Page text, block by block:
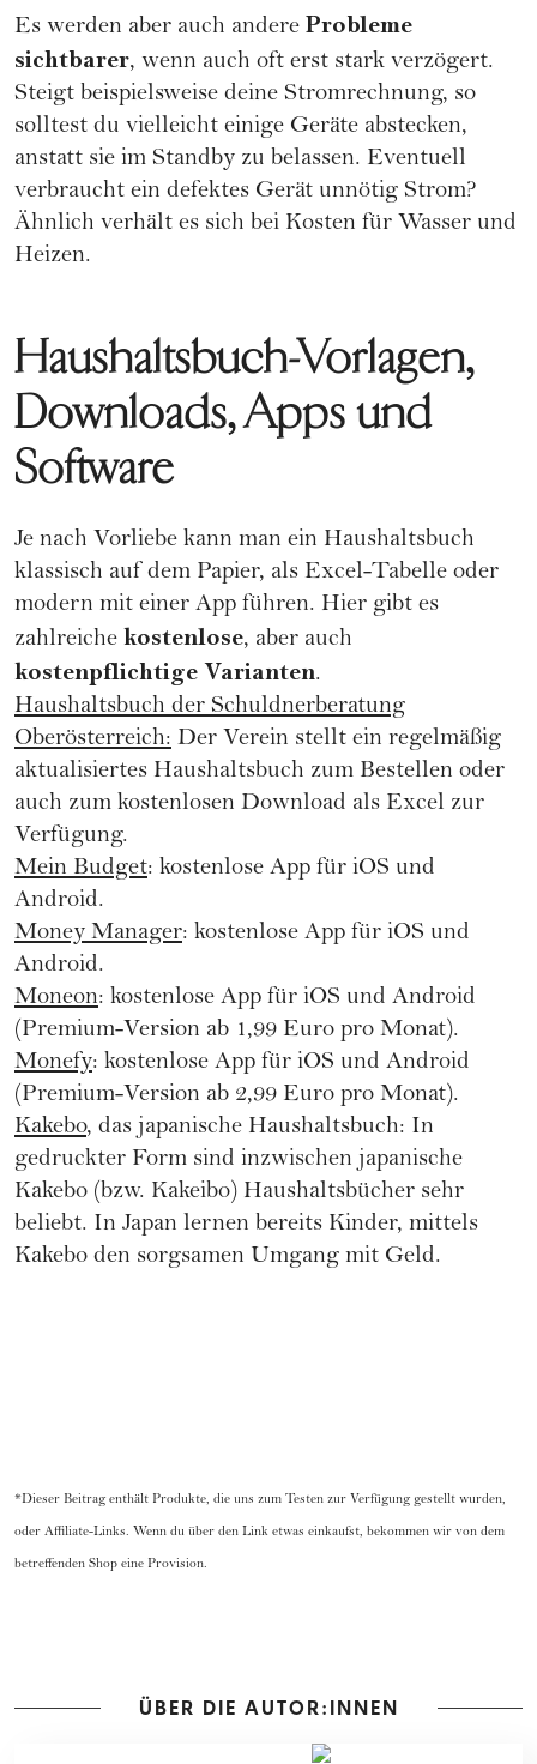
Es werden aber auch andere Probleme
sichtbarer, wenn auch oft erst stark verzögert.
Steigt beispielsweise deine Stromrechnung, so
solltest du vielleicht einige Geräte abstecken,
anstatt sie im Standby zu belassen. Eventuell
verbraucht ein defektes Gerät unnötig Strom?
Ähnlich verhält es sich bei Kosten für Wasser und
Heizen.
Haushaltsbuch-Vorlagen,
Downloads, Apps und
Software
Je nach Vorliebe kann man ein Haushaltsbuch
klassisch auf dem Papier, als Excel-Tabelle oder
modern mit einer App führen. Hier gibt es
zahlreiche kostenlose, aber auch
kostenpflichtige Varianten.
Haushaltsbuch der Schuldnerberatung
Oberösterreich: Der Verein stellt ein regelmäßig
aktualisiertes Haushaltsbuch zum Bestellen oder
auch zum kostenlosen Download als Excel zur
Verfügung.
Mein Budget: kostenlose App für iOS und
Android.
Money Manager: kostenlose App für iOS und
Android.
Moneon: kostenlose App für iOS und Android
(Premium-Version ab 1,99 Euro pro Monat).
Monefy: kostenlose App für iOS und Android
(Premium-Version ab 2,99 Euro pro Monat).
Kakebo, das japanische Haushaltsbuch: In
gedruckter Form sind inzwischen japanische
Kakebo (bzw. Kakeibo) Haushaltsbücher sehr
beliebt. In Japan lernen bereits Kinder, mittels
Kakebo den sorgsamen Umgang mit Geld.
*Dieser Beitrag enthält Produkte, die uns zum Testen zur Verfügung gestellt wurden,
oder Affiliate-Links. Wenn du über den Link etwas einkaufst, bekommen wir von dem
betreffenden Shop eine Provision.
ÜBER DIE AUTOR:INNEN